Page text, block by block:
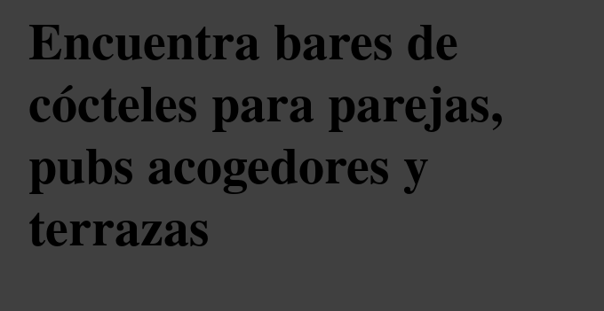
Encuentra bares de
cócteles para parejas,
pubs acogedores y
terrazas